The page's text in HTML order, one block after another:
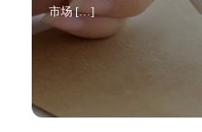
市场 […]